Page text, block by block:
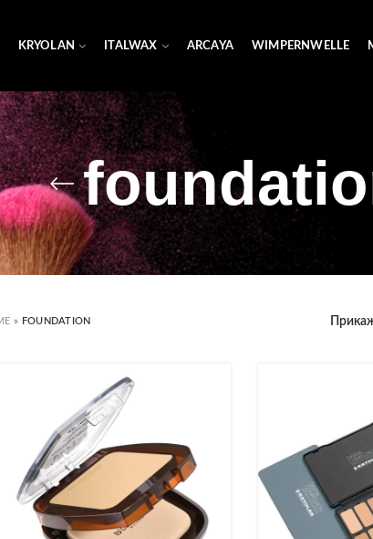
KRYOLAN ITALWAX ARCAYA WIMPERNWELLE
» FOUNDATION